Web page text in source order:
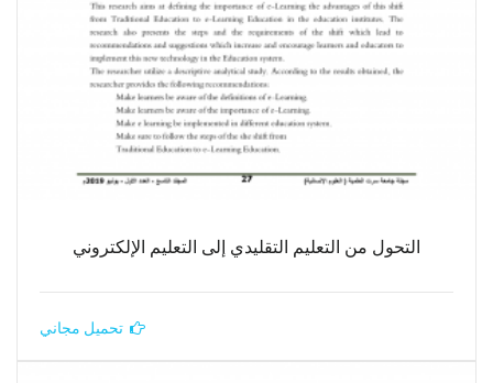
التحول من التعليم التقليدي إلى التعليم الإلكتروني
تحميل مجاني